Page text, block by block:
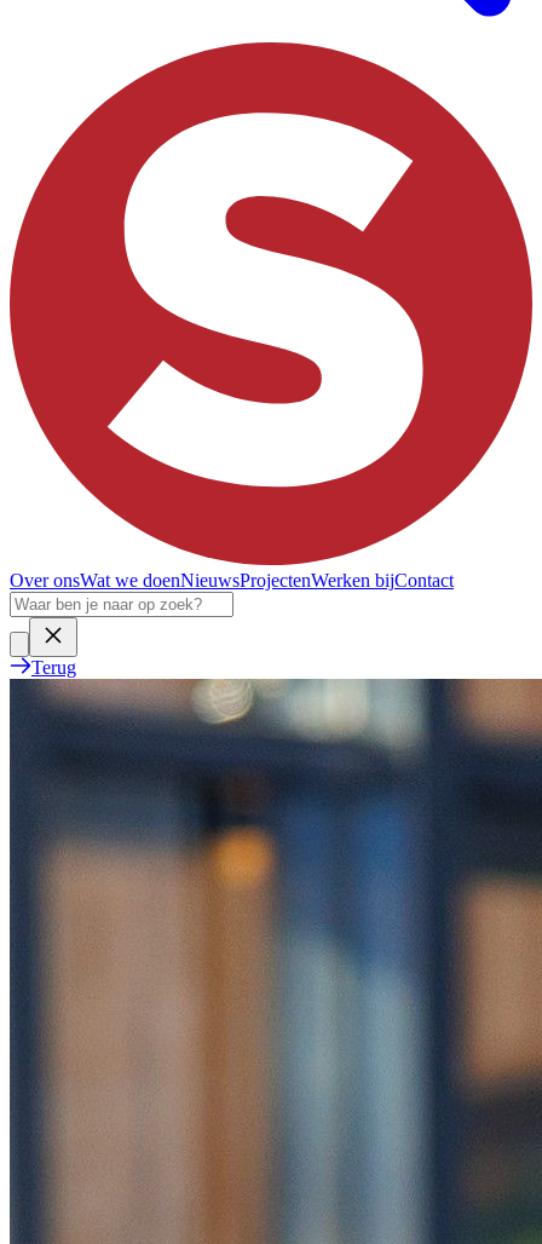
Over onsWat we doenNieuwsProjectenWerken bijContact
Terug